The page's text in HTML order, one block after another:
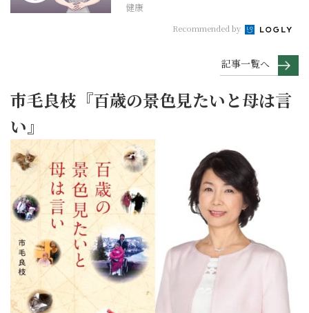
健康
Recommended by
記事一覧へ
市毛良枝『百歳の景色見たいと母は言
い』